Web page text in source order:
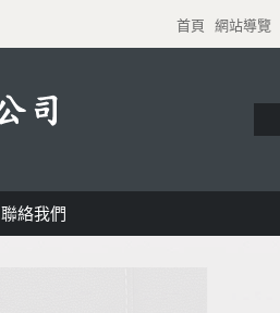
首頁 網站導覽
聯絡我們